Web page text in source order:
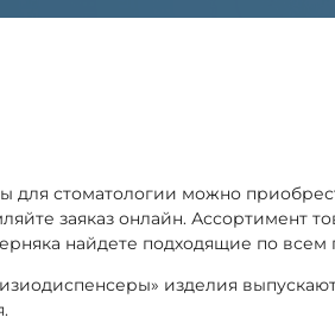
для стоматологии можно
заяказ онлайн. Ассортимент
найдете подходящие по
изделия